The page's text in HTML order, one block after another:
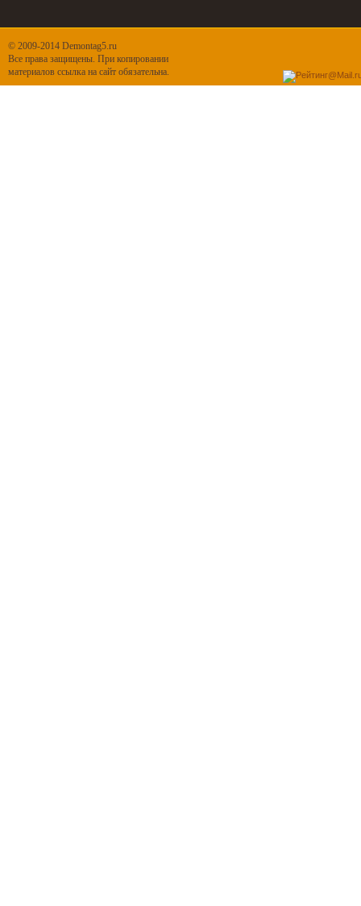
© 2009-2014 Demontag5.ru
Все права защищены. При копировании
материалов ссылка на сайт обязательна.